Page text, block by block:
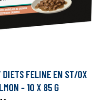
FELINE EN ST/OX
- 10 X 85 G